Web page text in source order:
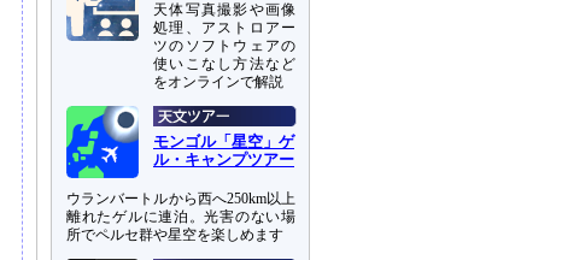
天体写真撮影や画像
処理、アストロアー
ツのソフトウェアの
使いこなし方法など
をオンラインで解説
モンゴル「星空」ゲ
ル・キャンプツアー
ウランバートルから西へ250km以上
離れたゲルに連泊。光害のない場
所でペルセ群や星空を楽しめます